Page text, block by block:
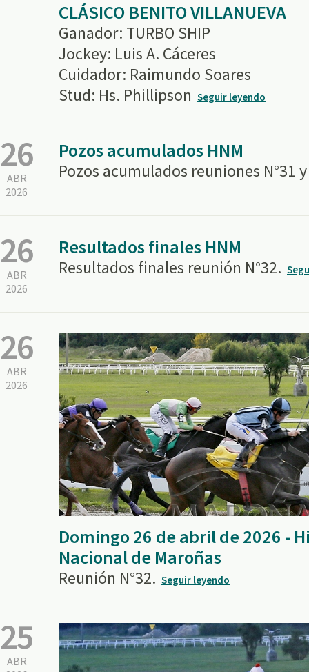
CLÁSICO BENITO VILLANUEVA
Ganador: TURBO SHIP
Jockey: Luis A. Cáceres
Cuidador: Raimundo Soares
Stud: Hs. Phillipson Seguir leyendo
26
ABR
2026
Pozos acumulados HNM
Pozos acumulados reuniones N°31 y
26
ABR
2026
Resultados finales HNM
Resultados finales reunión N°32.
26
ABR
2026
Domingo 26 de abril de 2026 -
Nacional de Maroñas
Reunión N°32. Seguir leyendo
25
ABR